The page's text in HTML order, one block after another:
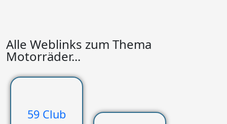
Alle Weblinks zum Thema
Motorräder...
59 Club